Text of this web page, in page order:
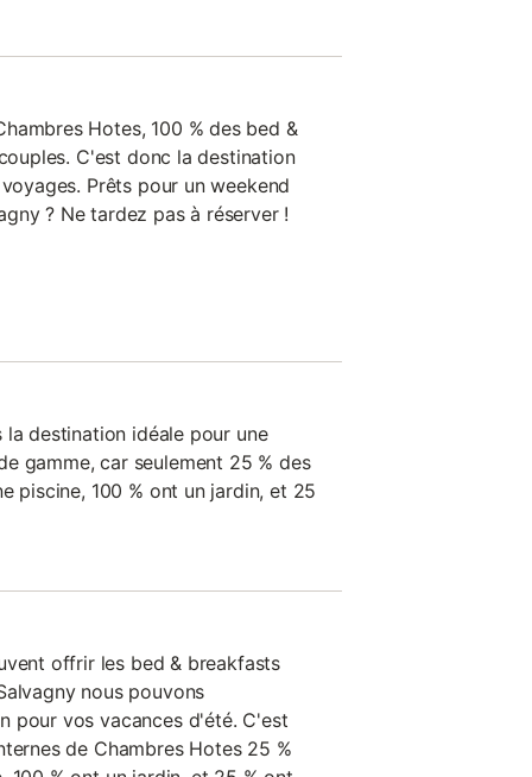
Hotes, 100 % des bed &
C'est donc la destination
Prêts pour un weekend
? Ne tardez pas à réserver !
destination idéale pour une
gamme, car seulement 25 % des
piscine, 100 % ont un jardin, et 25
offrir les bed & breakfasts
nous pouvons
pour vos vacances d'été. C'est
de Chambres Hotes 25 %